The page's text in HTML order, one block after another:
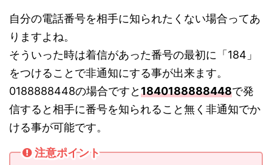
自分の電話番号を相手に知られたくない場合ってあ
りますよね。
そういった時は着信があった番号の最初に「184」
をつけることで非通知にする事が出来ます。
0188888448の場合ですと1840188888448で発
信すると相手に番号を知られること無く非通知でか
ける事が可能です。
注意ポイント